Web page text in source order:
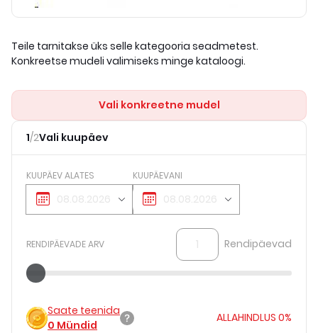
Teile tarnitakse üks selle kategooria seadmetest.
Konkreetse mudeli valimiseks minge kataloogi.
Vali konkreetne mudel
1/2Vali kuupäev
KUUPÄEV ALATES KUUPÄEVANI
RENDIPÄEVADE ARV Rendipäevad
Saate teenida
0 Mündid
ALLAHINDLUS 0%